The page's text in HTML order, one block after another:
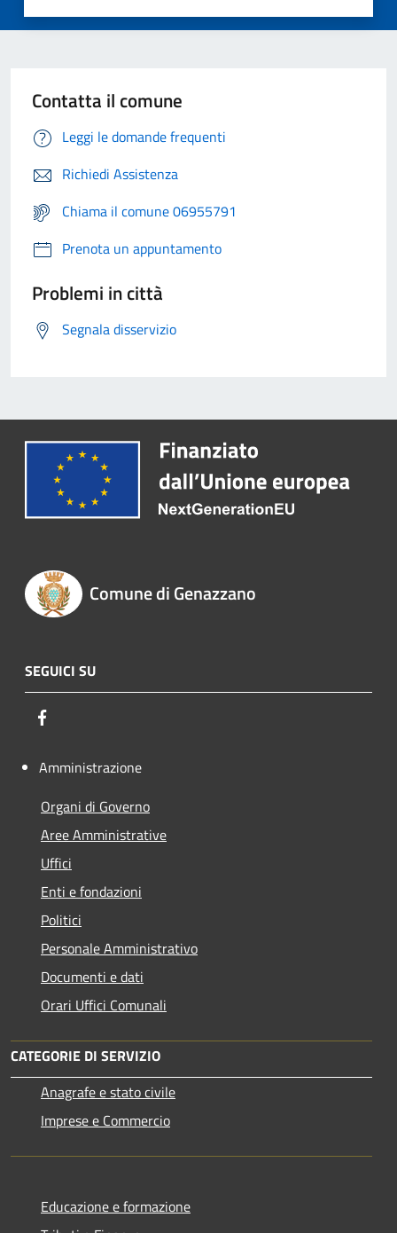
Contatta il comune
Leggi le domande frequenti
Richiedi Assistenza
Chiama il comune 06955791
Prenota un appuntamento
Problemi in città
Segnala disservizio
Comune di Genazzano
SEGUICI SU
Amministrazione
Organi di Governo
Aree Amministrative
Uffici
Enti e fondazioni
Politici
Personale Amministrativo
Documenti e dati
Orari Uffici Comunali
CATEGORIE DI SERVIZIO
Anagrafe e stato civile
Imprese e Commercio
Educazione e formazione